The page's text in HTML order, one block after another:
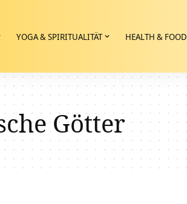
YOGA & SPIRITUALITÄT HEALTH & FOOD
Götter